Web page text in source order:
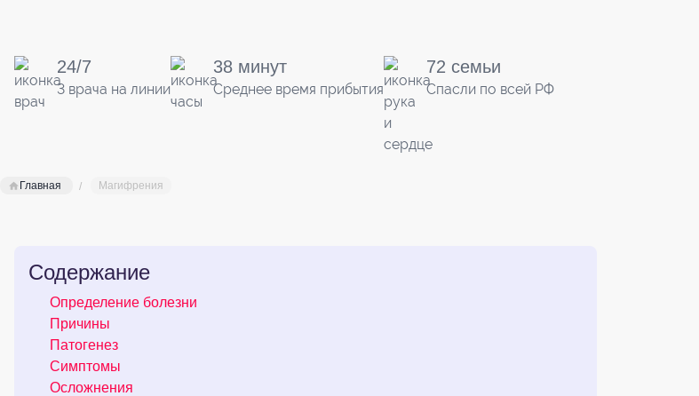
24/7
3 врача на линии
38 минут
Среднее время прибытия
72 семьи
Спасли по всей РФ
Главная Магифрения
Содержание
Определение болезни
Причины
Патогенез
Симптомы
Осложнения